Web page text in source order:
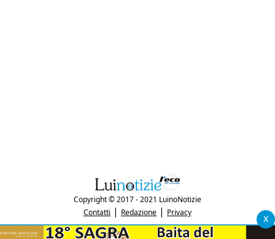
x
Copyright © 2017 - 2021 LuinoNotizie
Contatti | Redazione | Privacy
"Luinonotizie.it è una testata giornalistica iscritta al Registro Stampa del